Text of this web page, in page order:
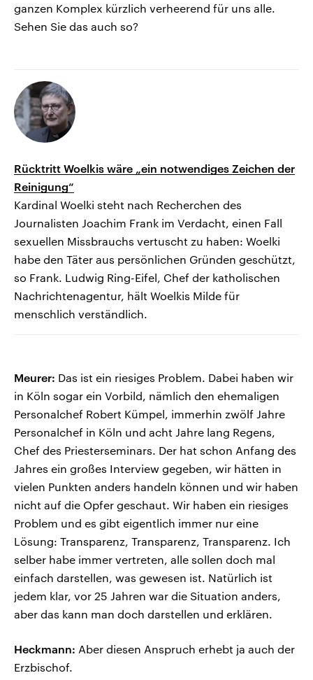
ganzen Komplex kürzlich verheerend für uns alle.
Sehen Sie das auch so?
Rücktritt Woelkis wäre „ein notwendiges Zeichen der
Reinigung“
Kardinal Woelki steht nach Recherchen des
Journalisten Joachim Frank im Verdacht, einen Fall
sexuellen Missbrauchs vertuscht zu haben: Woelki
habe den Täter aus persönlichen Gründen geschützt,
so Frank. Ludwig Ring-Eifel, Chef der katholischen
Nachrichtenagentur, hält Woelkis Milde für
menschlich verständlich.
Meurer: Das ist ein riesiges Problem. Dabei haben wir
in Köln sogar ein Vorbild, nämlich den ehemaligen
Personalchef Robert Kümpel, immerhin zwölf Jahre
Personalchef in Köln und acht Jahre lang Regens,
Chef des Priesterseminars. Der hat schon Anfang des
Jahres ein großes Interview gegeben, wir hätten in
vielen Punkten anders handeln können und wir haben
nicht auf die Opfer geschaut. Wir haben ein riesiges
Problem und es gibt eigentlich immer nur eine
Lösung: Transparenz, Transparenz, Transparenz. Ich
selber habe immer vertreten, alle sollen doch mal
einfach darstellen, was gewesen ist. Natürlich ist
jedem klar, vor 25 Jahren war die Situation anders,
aber das kann man doch darstellen und erklären.
Heckmann: Aber diesen Anspruch erhebt ja auch der
Erzbischof.